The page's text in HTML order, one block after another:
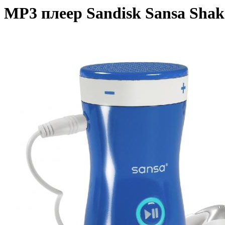
MP3 плеер Sandisk Sansa